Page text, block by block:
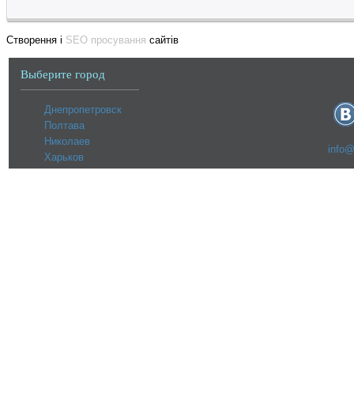
Створення і SEO просування сайтів
Выберите город
Днепропетровск
Полтава
Николаев
Харьков